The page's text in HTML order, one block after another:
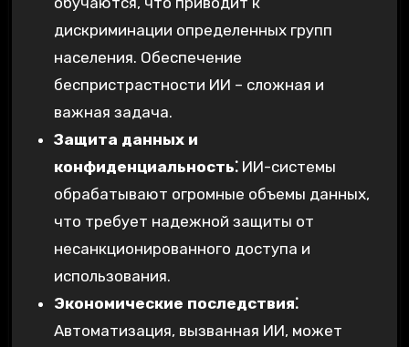
дискриминации определенных групп
населения. Обеспечение
беспристрастности ИИ – сложная и
важная задача.
Защита данных и
конфиденциальность⁚ИИ-системы
обрабатывают огромные объемы данных,
что требует надежной защиты от
несанкционированного доступа и
использования.
Экономические последствия⁚
Автоматизация, вызванная ИИ, может